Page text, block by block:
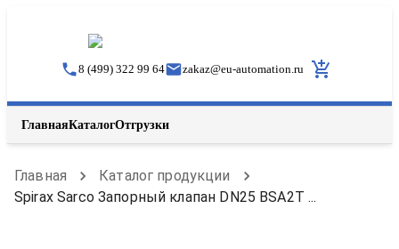
8 (499) 322 99 64 zakaz@eu-automation.ru
ГлавнаяКаталогОтгрузки
Главная
Каталог продукции
Spirax Sarco Запорный клапан DN25 BSA2T ...